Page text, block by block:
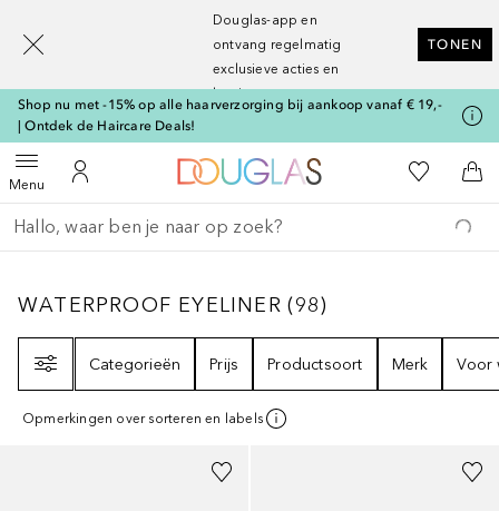
Douglas-app en
ontvang regelmatig
exclusieve acties en
kortingen
TONEN
Shop nu met -15% op alle haarverzorging bij aankoop vanaf € 19,-
| Ontdek de Haircare Deals!
MenuOpen menuNaar Mijn Account
Naar Douglas Home
Naar Mijn
Ga terug
Zoekopdracht uitvoeren
WATERPROOF EYELINER98
WATERPROOF EYELINER (98)
Categorieën
Prijs Productsoort Merk Voor
Opmerkingen over sorteren en labels
+11
[navigation.slideout.screenreader]